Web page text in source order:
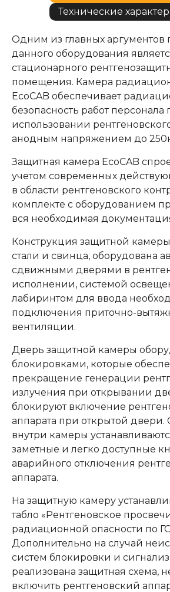
Технические
Одним из главных аргументов
данного оборудования
стационарного
помещения. Камера
EcoCAB обеспечивает
безопасность работ персонала
использовании
анодным напряжением до
Защитная камера EcoCAB
учетом современных
в области рентгеновского
комплекте с оборудованием
вся необходимая
Конструкция защитной
стали и свинца, оборудована
сдвижными дверями в
исполнении, системой
лабиринтом для ввода
подключения приточно-
вентиляции.
Дверь защитной камеры
блокировками, которые
прекращение генерации
излучения при открывании
блокируют включение
аппарата при открытой двери.
внутри камеры
заметные и легко доступные
аварийного отключения
аппарата.
На защитную камеру
табло «Рентгеновское
радиационной опасности по
Дополнительно на случай
систем блокировки и
реализована защитная схема,
включить рентгеновский